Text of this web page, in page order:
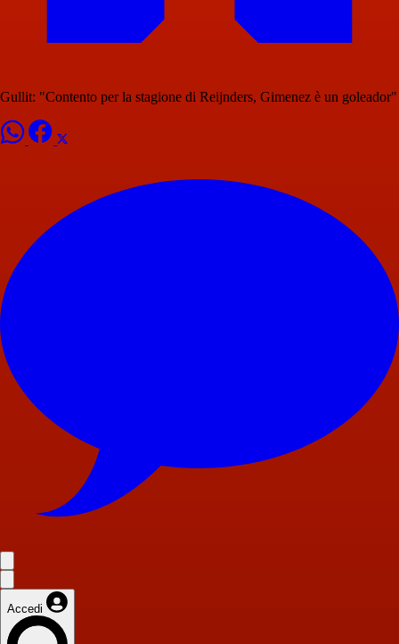
Gullit: "Contento per la stagione di Reijnders, Gimenez è un goleador"
Accedi